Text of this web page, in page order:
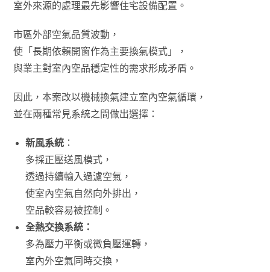
室外來源的處理最先影響住宅設備配置。
市區外部空氣品質波動，
使「長期依賴開窗作為主要換氣模式」，
與業主對室內空品穩定性的需求形成矛盾。
因此，本案改以機械換氣建立室內空氣循環，
並在兩種常見系統之間做出選擇：
新風系統 ：
多採正壓送風模式，
透過持續輸入過濾空氣，
使室內空氣自然向外排出，
空品較容易被控制。
全熱交換系統：
多為壓力平衡或微負壓運轉，
室內外空氣同時交換，